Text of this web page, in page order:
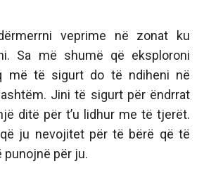
veprime në zonat ku
Sa më shumë që eksploroni
më të sigurt do të ndiheni në
Jini të sigurt për ëndrrat
ditë për t’u lidhur me të tjerët.
ju nevojitet për të bërë që të
për ju.